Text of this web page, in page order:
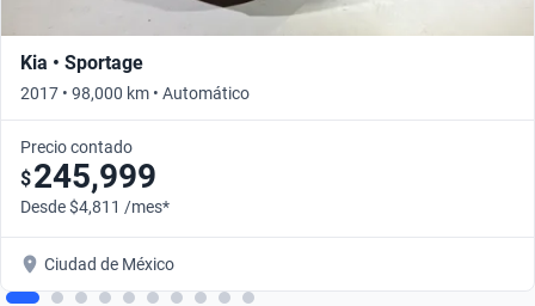
Kia • Sportage
2017 • 98,000 km • Automático
Precio contado
$245,999
Desde $4,811 /mes*
Ciudad de México